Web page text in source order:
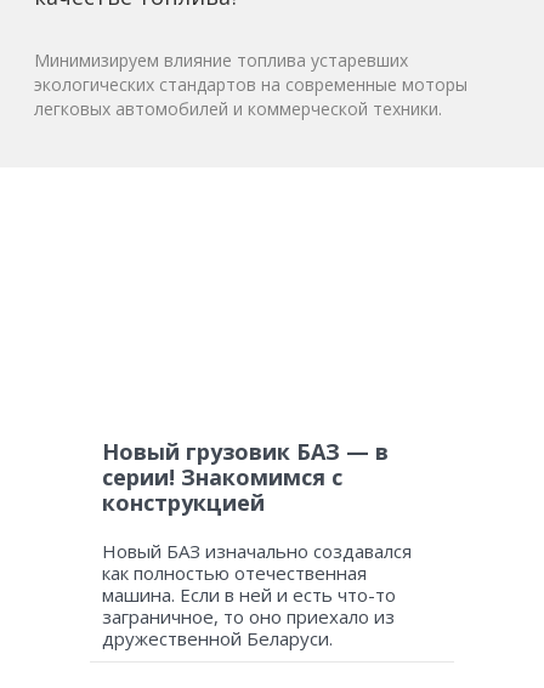
Минимизируем влияние топлива устаревших
экологических стандартов на современные моторы
легковых автомобилей и коммерческой техники.
Новый грузовик БАЗ — в
серии! Знакомимся с
конструкцией
Новый БАЗ изначально создавался
как полностью отечественная
машина. Если в ней и есть что-то
заграничное, то оно приехало из
дружественной Беларуси.